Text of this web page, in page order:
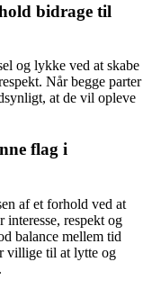
bidrage til
og lykke ved at skabe
Når begge parter
at de vil opleve
flag i
af et forhold ved at
respekt og
balance mellem tid
villige til at lytte og